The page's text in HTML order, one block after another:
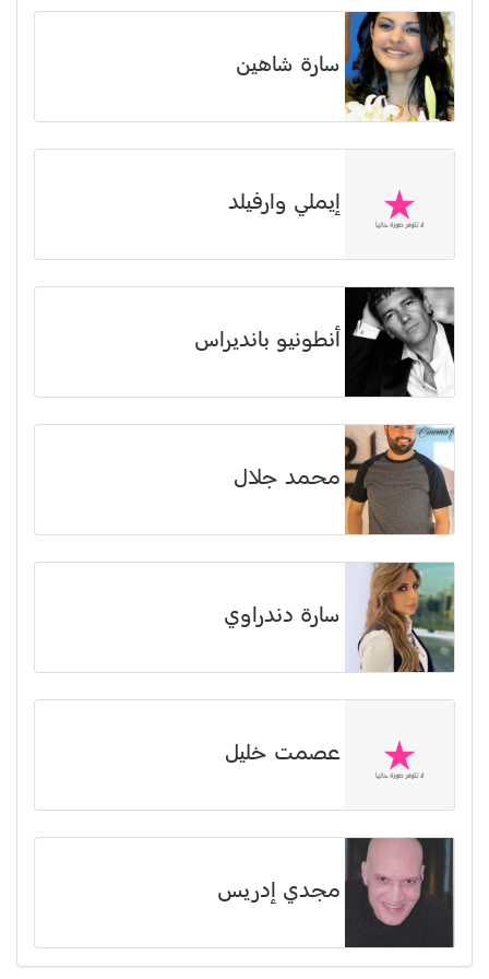
سارة شاهين
إيملي وارفيلد
أنطونيو بانديراس
محمد جلال
سارة دندراوي
عصمت خليل
مجدي إدريس